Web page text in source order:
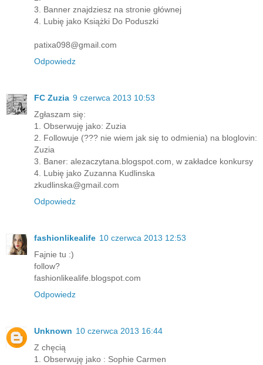
3. Banner znajdziesz na stronie głównej
4. Lubię jako Książki Do Poduszki
patixa098@gmail.com
Odpowiedz
FC Zuzia 9 czerwca 2013 10:53
Zgłaszam się:
1. Obserwuję jako: Zuzia
2. Followuje (??? nie wiem jak się to odmienia) na bloglovin:
Zuzia
3. Baner: alezaczytana.blogspot.com, w zakładce konkursy
4. Lubię jako Zuzanna Kudlinska
zkudlinska@gmail.com
Odpowiedz
fashionlikealife 10 czerwca 2013 12:53
Fajnie tu :)
follow?
fashionlikealife.blogspot.com
Odpowiedz
Unknown 10 czerwca 2013 16:44
Z chęcią
1. Obserwuję jako : Sophie Carmen